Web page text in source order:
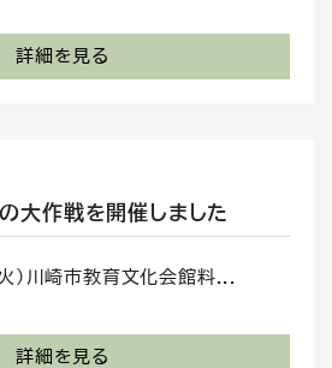
詳細を見る
大作戦を開催しました
）川崎市教育文化会館料...
詳細を見る